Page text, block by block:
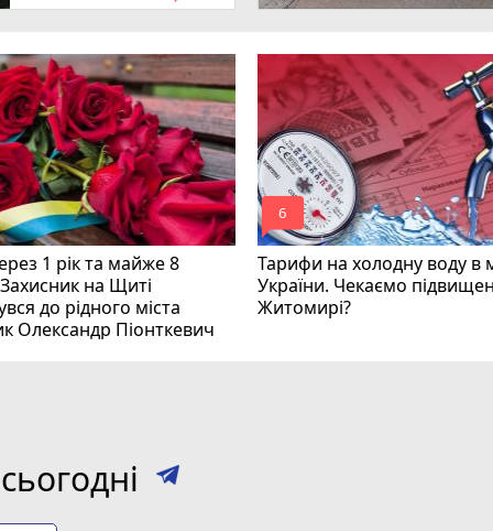
1 рік та майже 8
Захисник на Щиті
до рідного міста
Олександр Піонткевич
Тарифи на холодну воду в
України. Чекаємо
Житомирі?
mode_comment
6